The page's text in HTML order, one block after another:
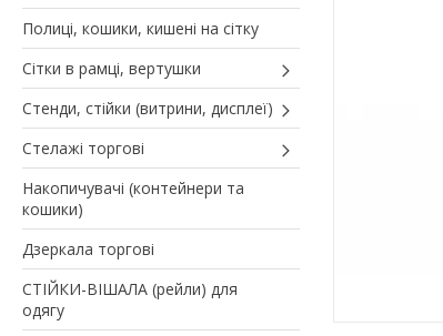
Полиці, кошики, кишені на сітку
Сітки в рамці, вертушки
Стенди, стійки (витрини, дисплеї)
Стелажі торгові
Накопичувачі (контейнери та
кошики)
Дзеркала торгові
СТІЙКИ-ВІШАЛА (рейли) для
одягу